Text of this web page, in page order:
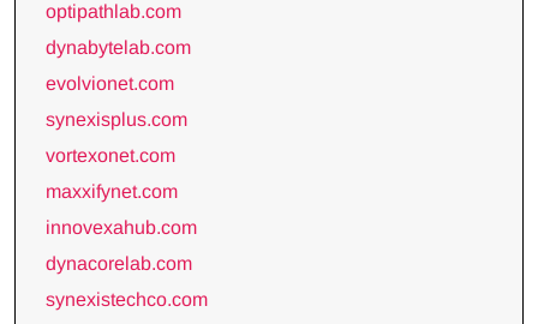
optipathlab.com
dynabytelab.com
evolvionet.com
synexisplus.com
vortexonet.com
maxxifynet.com
innovexahub.com
dynacorelab.com
synexistechco.com